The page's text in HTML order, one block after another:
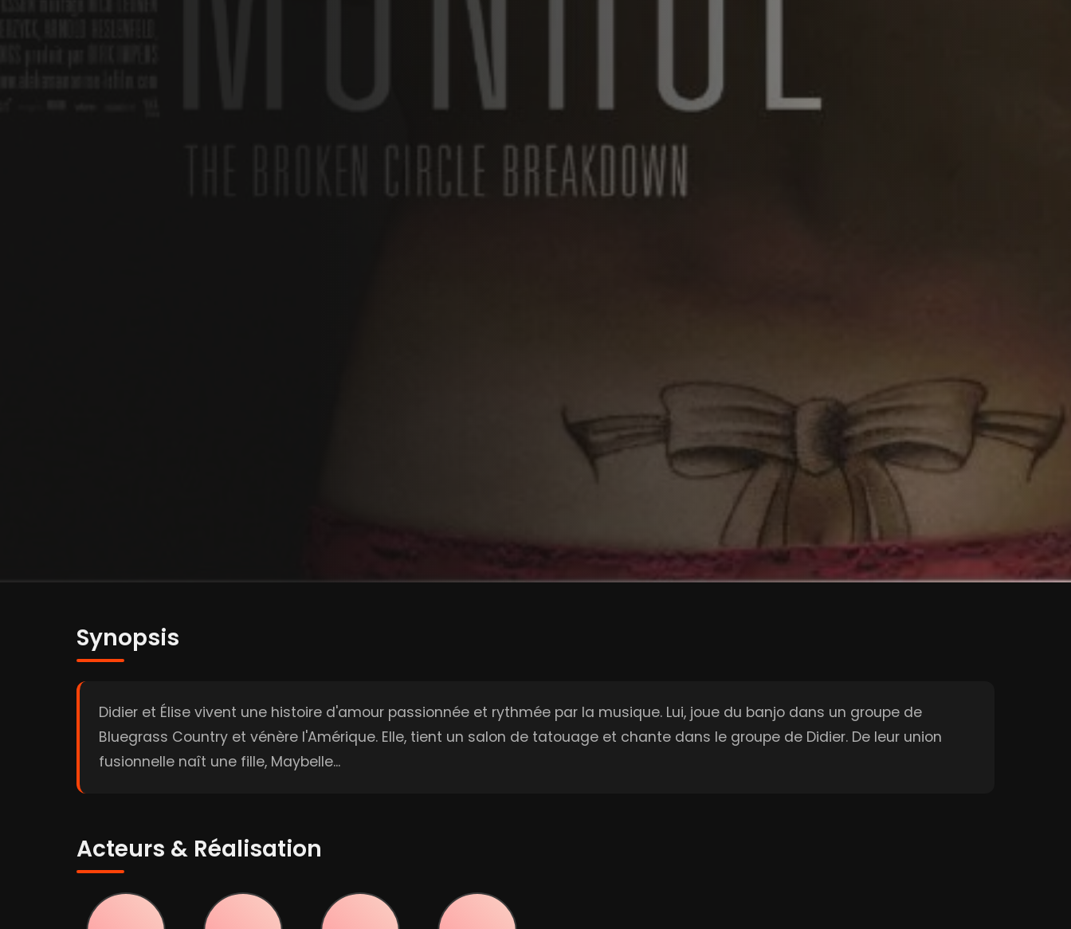
Synopsis
Didier et Élise vivent une histoire d'amour passionnée et rythmée par la musique. Lui, joue du banjo dans un groupe de
Bluegrass Country et vénère l'Amérique. Elle, tient un salon de tatouage et chante dans le groupe de Didier. De leur union
fusionnelle naît une fille, Maybelle...
Acteurs & Réalisation